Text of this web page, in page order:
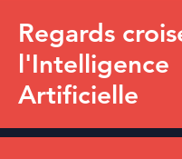
Regards
l'Intelligence
Artificielle